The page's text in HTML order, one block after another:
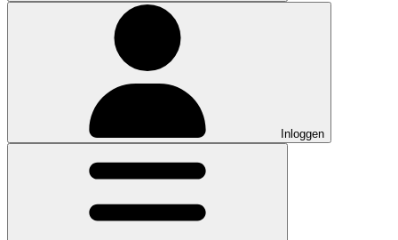
Inloggen